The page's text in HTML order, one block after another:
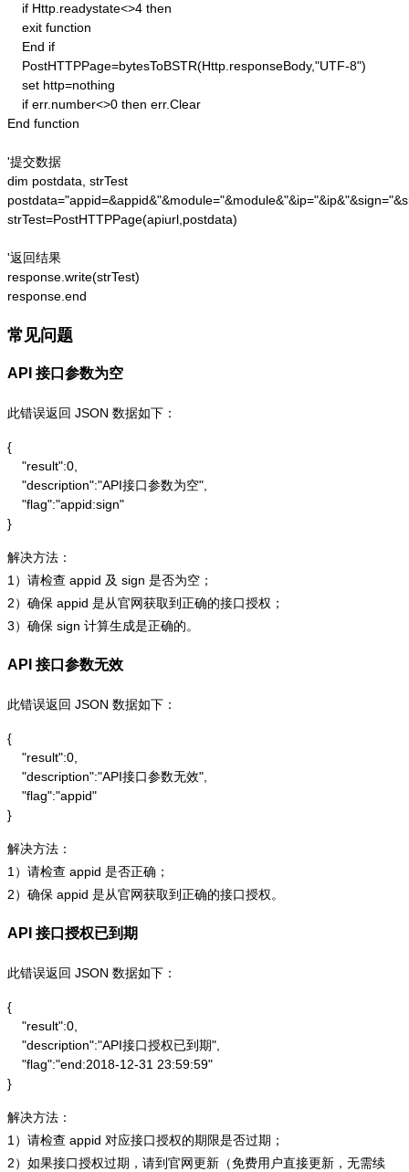
    if Http.readystate<>4 then
    exit function
    End if
    PostHTTPPage=bytesToBSTR(Http.responseBody,"UTF-8")
    set http=nothing
    if err.number<>0 then err.Clear
End function
'提交数据
dim postdata, strTest
strTest=PostHTTPPage(apiurl,postdata)
'返回结果
response.write(strTest)
response.end
常见问题
API 接口参数为空
此错误返回 JSON 数据如下：
{
    "result":0,
    "description":"API接口参数为空",
    "flag":"appid:sign"
}
解决方法：
1）请检查 appid 及 sign 是否为空；
2）确保 appid 是从官网获取到正确的接口授权；
3）确保 sign 计算生成是正确的。
API 接口参数无效
此错误返回 JSON 数据如下：
{
    "result":0,
    "description":"API接口参数无效",
    "flag":"appid"
}
解决方法：
1）请检查 appid 是否正确；
2）确保 appid 是从官网获取到正确的接口授权。
API 接口授权已到期
此错误返回 JSON 数据如下：
{
    "result":0,
    "description":"API接口授权已到期",
    "flag":"end:2018-12-31 23:59:59"
}
解决方法：
1）请检查 appid 对应接口授权的期限是否过期；
2）如果接口授权过期，请到官网更新（免费用户直接更新，无需续